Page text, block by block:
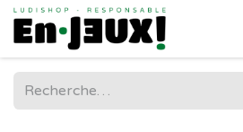
Se rendre au contenu